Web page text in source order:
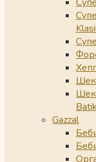
Batik
Gazzal